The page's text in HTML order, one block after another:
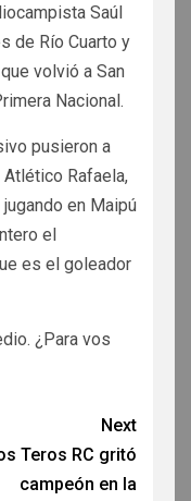
Saúl
de Río Cuarto y
volvió a San
Nacional.
pusieron a
Rafaela,
en Maipú
el
es el goleador
¿Para vos
Next
Teros RC gritó
campeón en la